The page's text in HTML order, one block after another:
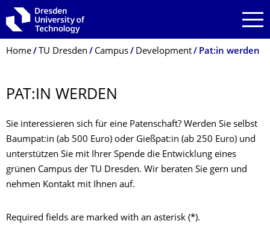
Skip to main navigation
Skip to search
Skip to content
Breadcrumb Menu
Home TU Dresden Campus Development Pat:in werden
PAT:IN WERDEN
Sie interessieren sich für eine Patenschaft? Werden Sie selbst
Baumpat:in (ab 500 Euro) oder Gießpat:in (ab 250 Euro) und
unterstützen Sie mit Ihrer Spende die Entwicklung eines
grünen Campus der TU Dresden. Wir beraten Sie gern und
nehmen Kontakt mit Ihnen auf.
Required fields are marked with an asterisk (*).